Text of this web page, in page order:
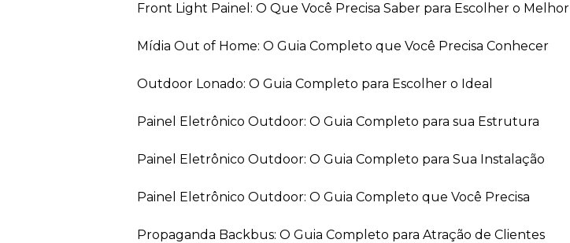
Front Light Painel: O Que Você Precisa Saber para Escolher o Melhor
Mídia Out of Home: O Guia Completo que Você Precisa Conhecer
Outdoor Lonado: O Guia Completo para Escolher o Ideal
Painel Eletrônico Outdoor: O Guia Completo para sua Estrutura
Painel Eletrônico Outdoor: O Guia Completo para Sua Instalação
Painel Eletrônico Outdoor: O Guia Completo que Você Precisa
Propaganda Backbus: O Guia Completo para Atração de Clientes